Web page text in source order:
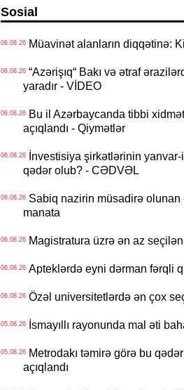
Sosial
06.08.26Müavinət alanların diqqətinə:
06.08.26“Azərişıq“ Bakı və ətraf
yaradır - VİDEO
06.08.26Bu il Azərbaycanda tibbi
açıqlandı - Qiymətlər
06.08.26İnvestisiya şirkətlərinin yanvar-
qədər olub? - CƏDVƏL
06.08.26Sabiq nazirin müsadirə olunan
manata
06.08.26Magistratura üzrə ən az
06.08.26Apteklərdə eyni dərman fərqli
06.08.26Özəl universitetlərdə ən çox
05.08.26İsmayıllı rayonunda mal əti
05.08.26Metrodakı təmirə görə bu
açıqlandı